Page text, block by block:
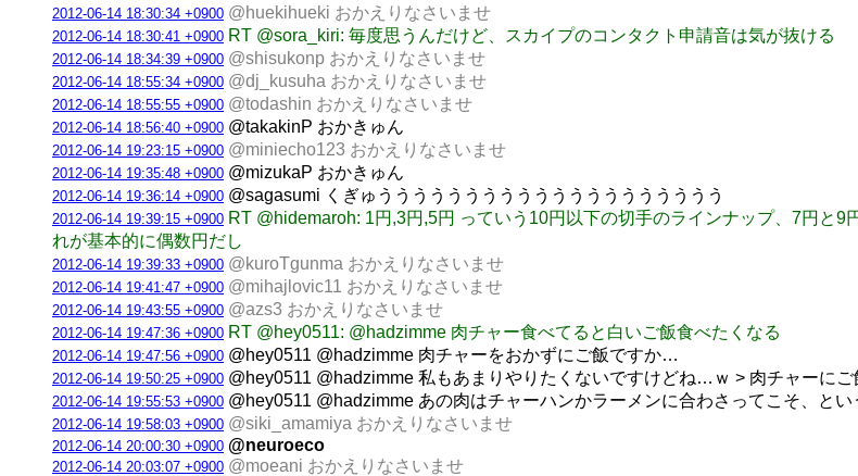
2012-06-14 18:30:34 +0900 @huekihueki おかえりなさいませ
2012-06-14 18:30:41 +0900 RT @sora_kiri: 毎度思うんだけど、スカイプのコンタクト申請音は気が抜ける
2012-06-14 18:34:39 +0900 @shisukonp おかえりなさいませ
2012-06-14 18:55:34 +0900 @dj_kusuha おかえりなさいませ
2012-06-14 18:55:55 +0900 @todashin おかえりなさいませ
2012-06-14 18:56:40 +0900 @takakinP おかきゅん
2012-06-14 19:23:15 +0900 @miniecho123 おかえりなさいませ
2012-06-14 19:35:48 +0900 @mizukaP おかきゅん
2012-06-14 19:36:14 +0900 @sagasumi くぎゅうううううううううううううううううううう
2012-06-14 19:39:15 +0900 RT @hidemaroh: 1円,3円,5円 っていう10円以下の切手のラインナップ、7円と
れが基本的に偶数円だし
2012-06-14 19:39:33 +0900 @kuroTgunma おかえりなさいませ
2012-06-14 19:41:47 +0900 @mihajlovic11 おかえりなさいませ
2012-06-14 19:43:55 +0900 @azs3 おかえりなさいませ
2012-06-14 19:47:36 +0900 RT @hey0511: @hadzimme 肉チャー食べてると白いご飯食べたくなる
2012-06-14 19:47:56 +0900 @hey0511 @hadzimme 肉チャーをおかずにご飯ですか…
2012-06-14 19:50:25 +0900 @hey0511 @hadzimme 私もあまりやりたくないですけどね…ｗ > 肉チャーにご
2012-06-14 19:55:53 +0900 @hey0511 @hadzimme あの肉はチャーハンかラーメンに合わさってこそ、とい
2012-06-14 19:58:03 +0900 @siki_amamiya おかえりなさいませ
2012-06-14 20:00:30 +0900 @neuroeco
2012-06-14 20:03:07 +0900 @moeani おかえりなさいませ